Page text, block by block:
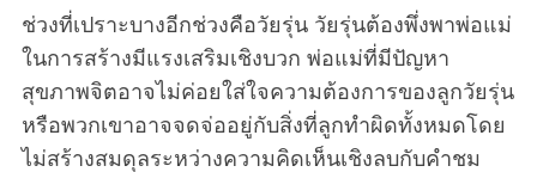
ช่วงที่เปราะบางอีกช่วงคือวัยรุ่น วัยรุ่นต้องพึ่งพาพ่อแม่
ในการสร้างมีแรงเสริมเชิงบวก พ่อแม่ที่มีปัญหา
สุขภาพจิตอาจไม่ค่อยใส่ใจความต้องการของลูกวัยรุ่น
หรือพวกเขาอาจจดจ่ออยู่กับสิ่งที่ลูกทำผิดทั้งหมดโดย
ไม่สร้างสมดุลระหว่างความคิดเห็นเชิงลบกับคำชม